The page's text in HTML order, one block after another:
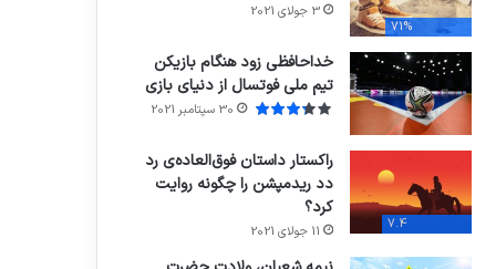
71%
3 جولای 2021
خداحافظی زود هنگام بازیکن
تیم ملی فوتسال از دنیای بازی
30 سپتامبر 2021
7.4
راکستار داستان فوق‌العاده‌ی رد
دد ریدمپشن را چگونه روایت
کرد؟
11 جولای 2021